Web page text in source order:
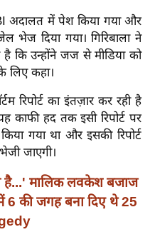
अदालत में पेश किया गया और
भेज दिया गया। गिरिबाला ने
कि उन्होंने जज से मीडिया को
लिए कहा।
रिपोर्ट का इंतज़ार कर रही है
हद तक इसी रिपोर्ट पर
गया था और इसकी रिपोर्ट
जाएगी।
है...' मालिक लवकेश बजाज
की जगह बना दिए थे 25